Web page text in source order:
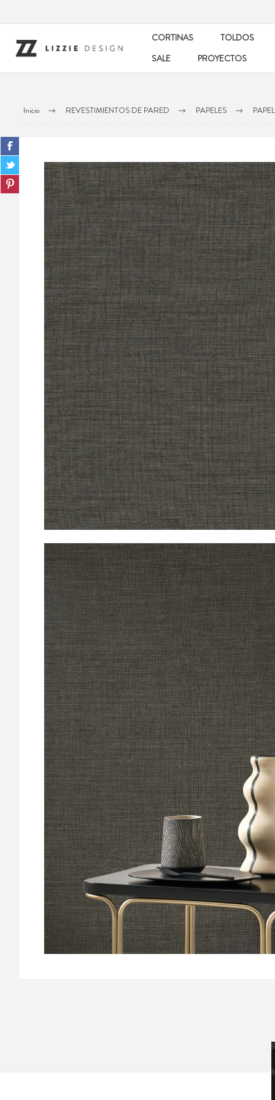
CORTINAS
TOLDOS
SALE
PROYECTOS
Inicio REVESTIMIENTOS DE PARED PAPELES